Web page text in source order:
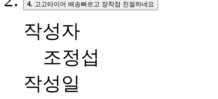
4. 고고타이어 배송빠르고 장착점 친절하네요
작성자
조정섭
작성일